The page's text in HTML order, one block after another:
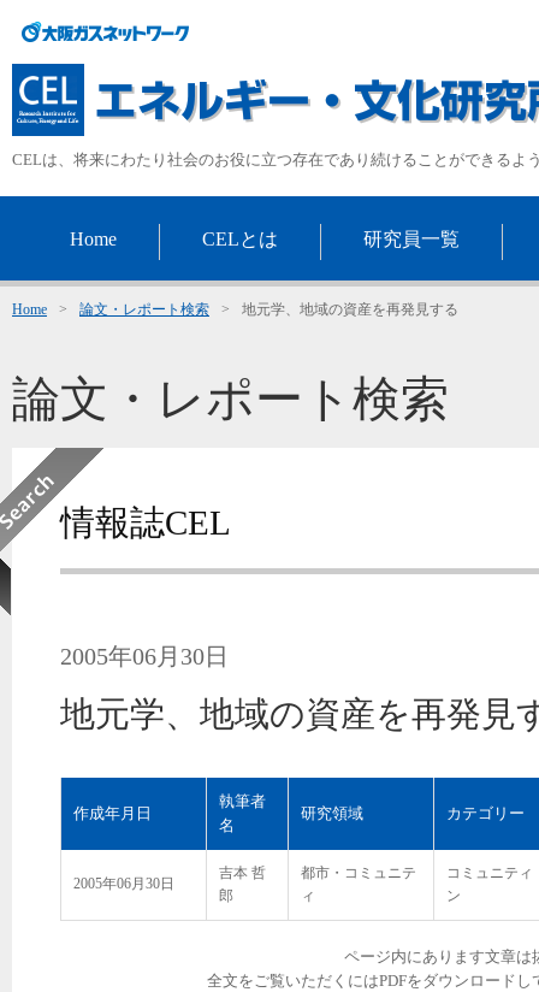
CELは、将来にわたり社会のお役に立つ存在であり続けることができるよ
Home CELとは 研究員一覧
Home > 論文・レポート検索 > 地元学、地域の資産を再発見する
論文・レポート検索
情報誌CEL
2005年06月30日
地元学、地域の資産を再発見
作成年月日
執筆者
名
研究領域 カテゴリー
2005年06月30日
吉本 哲
郎
都市・コミュニテ
ィ
コミュニティ
ン
ページ内にあります文章は
全文をご覧いただくにはPDFをダウンロードし